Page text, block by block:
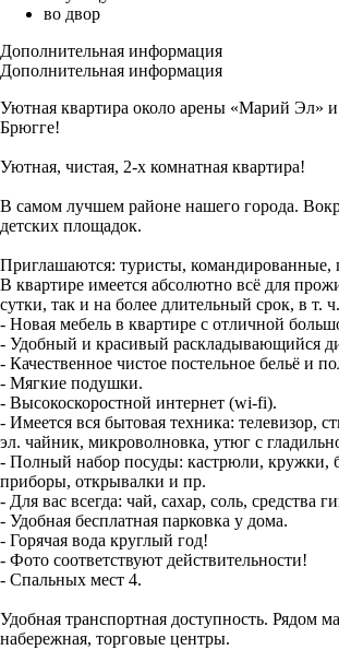
во двор
Дополнительная информация
Дополнительная информация
Уютная квартира около арены «Марий Эл»
Брюгге!
Уютная, чистая, 2-х комнатная квартира!
В самом лучшем районе нашего города.
детских площадок.
Приглашаются: туристы, командированные,
В квартире имеется абсолютно всё для
сутки, так и на более длительный срок, в т.
- Новая мебель в квартире с отличной
- Удобный и красивый раскладывающийся
- Качественное чистое постельное бельё и
- Мягкие подушки.
- Высокоскоростной интернет (wi-fi).
- Имеется вся бытовая техника: телевизор,
эл. чайник, микроволновка, утюг с
- Полный набор посуды: кастрюли, кружки,
приборы, открывалки и пр.
- Для вас всегда: чай, сахар, соль, средства
- Удобная бесплатная парковка у дома.
- Горячая вода круглый год!
- Фото соответствуют действительности!
- Спальных мест 4.
Удобная транспортная доступность. Рядом
набережная, торговые центры.